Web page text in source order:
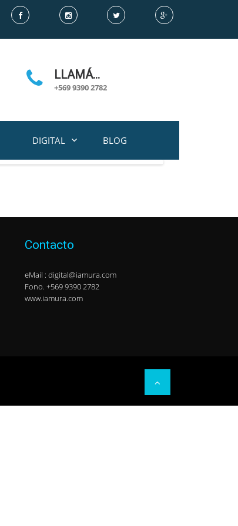
LLAMÁ…
+569 9390 2782
DIGITAL BLOG
Contacto
eMail : digital@iamura.com
Fono. +569 9390 2782
www.iamura.com